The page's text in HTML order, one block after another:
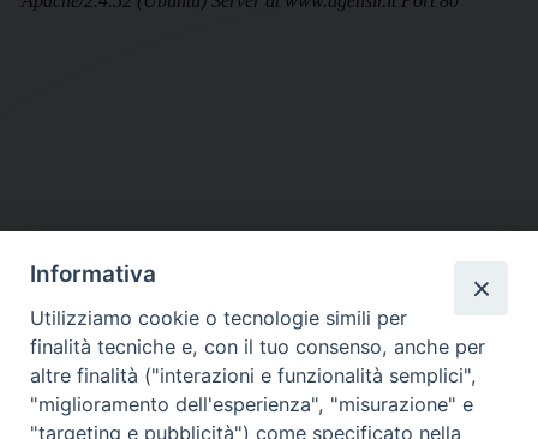
DIOCESI SUBURBICARIA DI ALBANO
Contatti:Tel.: 06.93268401 - Fax.: 06.9323844
E-mail:curia@diocesidialbano.it
Orari: dal Lunedì al Venerdì Ore: 9:00 - 13:00
Informativa
Utilizziamo cookie o tecnologie simili per
finalità tecniche e, con il tuo consenso, anche per
altre finalità ("interazioni e funzionalità semplici",
"miglioramento dell'esperienza", "misurazione" e
"targeting e pubblicità") come specificato nella